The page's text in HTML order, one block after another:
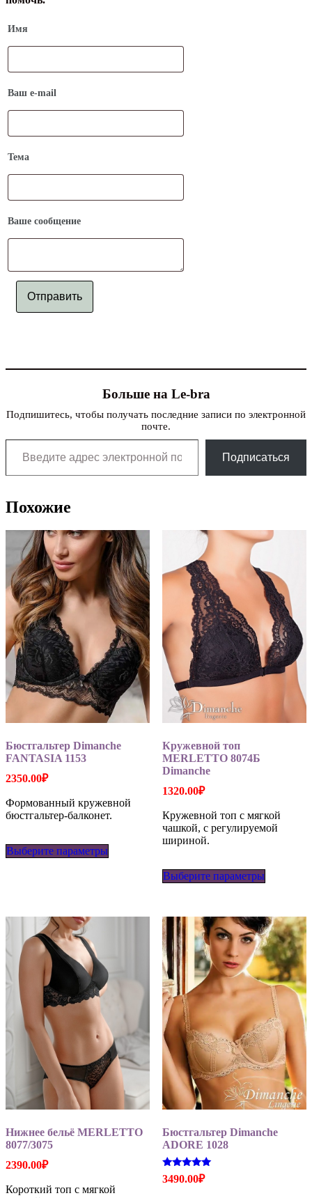
Имя
Ваш e-mail
Тема
Ваше сообщение
Отправить
Больше на Le-bra
Подпишитесь, чтобы получать последние записи по электронной
почте.
Введите адрес электронной почты…
Подписаться
Похожие
Бюстгальтер Dimanche
FANTASIA 1153
2350.00₽
Формованный кружевной
бюстгальтер-балконет.
Выберите параметры
Кружевной топ
MERLETTO 8074Б
Dimanche
1320.00₽
Кружевной топ с мягкой
чашкой, с регулируемой
шириной.
Выберите параметры
Опции
можно
выбрать
на
странице
товара.
Нижнее бельё MERLETTO
8077/3075
2390.00₽
Короткий топ с мягкой
Бюстгальтер Dimanche
ADORE 1028
Оценка
5.00
3490.00₽